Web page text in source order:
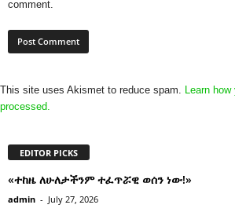
comment.
This site uses Akismet to reduce spam. Learn
processed.
EDITOR PICKS
«ተከዜ ለሁለታችንም ተፈጥሯዊ ወሰን ነው!»
admin - July 27, 2026